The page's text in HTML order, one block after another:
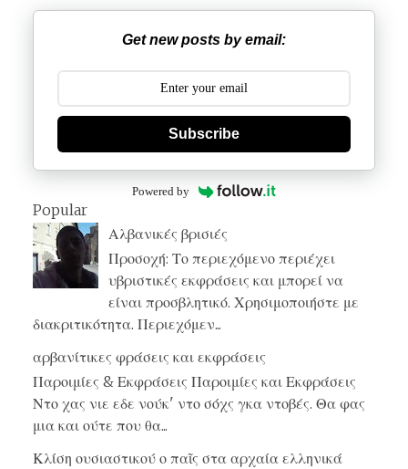
Get new posts by email:
Subscribe
Powered by
Popular
Αλβανικές βρισιές
Προσοχή: Το περιεχόμενο περιέχει
υβριστικές εκφράσεις και μπορεί να
είναι προσβλητικό. Χρησιμοποιήστε με
διακριτικότητα. Περιεχόμεν...
αρβανίτικες φράσεις και εκφράσεις
Παροιμίες & Εκφράσεις Παροιμίες και Εκφράσεις
Ντο χας νιε εδε νούκ' ντο σόχς γκα ντοβές. Θα φας
μια και ούτε που θα...
Κλίση ουσιαστικού ο παῖς στα αρχαία ελληνικά